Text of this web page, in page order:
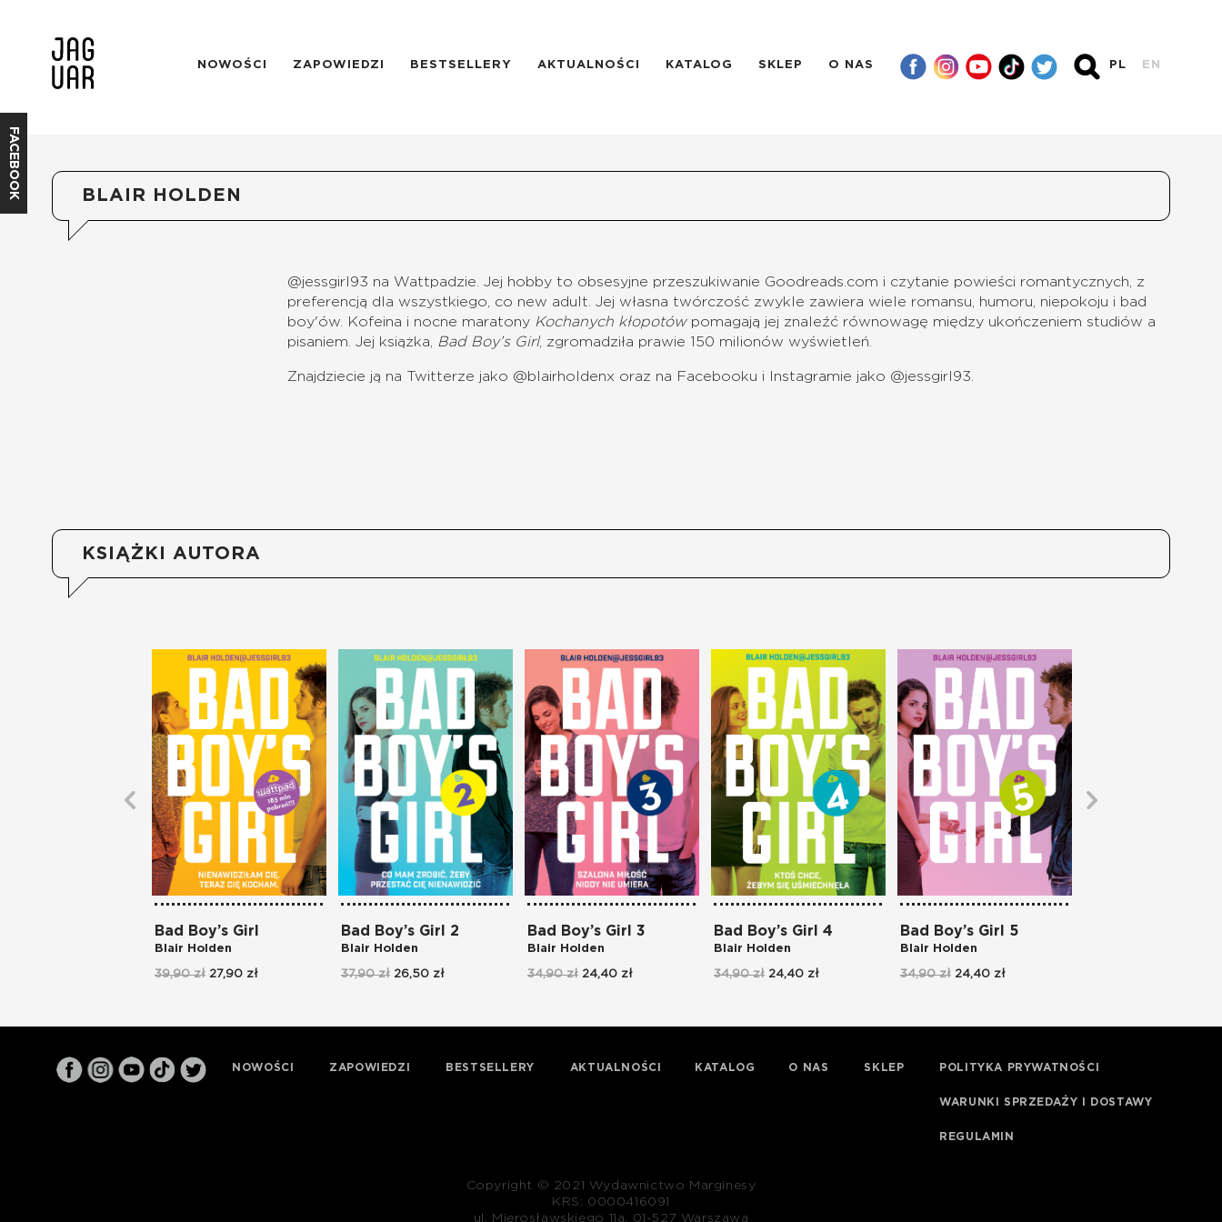
NOWOŚCI ZAPOWIEDZI BESTSELLERY AKTUALNOŚCI KATALOG SKLEP O NAS PL EN
FACEBOOK BLAIR HOLDEN
@jessgirl93 na Wattpadzie. Jej hobby to obsesyjne przeszukiwanie Goodreads.com i czytanie powieści romantycznych, z
preferencją dla wszystkiego, co new adult. Jej własna twórczość zwykle zawiera wiele romansu, humoru, niepokoju i bad
boy'ów.
Kofeina i nocne maratony Kochanych kłopotówpomagają jej znaleźć równowagę między ukończeniem studiów a
pisaniem. Jej książka, Bad Boy’s Girl, zgromadziła prawie 150 milionów wyświetleń.
Znajdziecie ją na Twitterze jako @blairholdenx oraz na Facebooku i Instagramie jako @jessgirl93.
KSIĄŻKI AUTORA
Bad Boy’s Girl
Blair Holden
39,90 zł 27,90 zł
Bad Boy’s Girl 2
Blair Holden
37,90 zł 26,50 zł
Bad Boy’s Girl 3
Blair Holden
34,90 zł 24,40 zł
Bad Boy’s Girl 4
Blair Holden
34,90 zł 24,40 zł
Bad Boy’s Girl 5
Blair Holden
34,90 zł 24,40 zł
NOWOŚCI ZAPOWIEDZI BESTSELLERY AKTUALNOŚCI KATALOG O NAS SKLEP POLITYKA PRYWATNOŚCI
WARUNKI SPRZEDAŻY I DOSTAWY
REGULAMIN
Copyright © 2021 Wydawnictwo Marginesy
KRS: 0000416091
ul. Mierosławskiego 11a, 01-527 Warszawa